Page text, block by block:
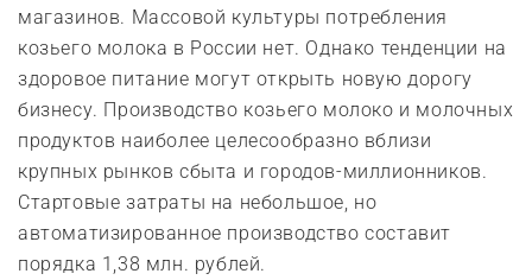
магазинов. Массовой культуры потребления
козьего молока в России нет. Однако тенденции на
здоровое питание могут открыть новую дорогу
бизнесу. Производство козьего молоко и молочных
продуктов наиболее целесообразно вблизи
крупных рынков сбыта и городов-миллионников.
Стартовые затраты на небольшое, но
автоматизированное производство составит
порядка 1,38 млн. рублей.